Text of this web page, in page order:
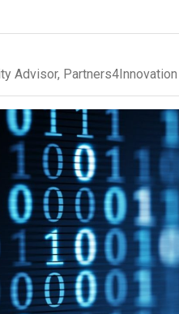
Advisor, Partners4Innovation